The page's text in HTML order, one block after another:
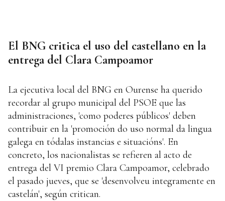
El BNG critica el uso del castellano en la
entrega del Clara Campoamor
La ejecutiva local del BNG en Ourense ha querido
recordar al grupo municipal del PSOE que las
administraciones, 'como poderes públicos' deben
contribuir en la 'promoción do uso normal da lingua
galega en tódalas instancias e situacións'. En
concreto, los nacionalistas se refieren al acto de
entrega del VI premio Clara Campoamor, celebrado
el pasado jueves, que se 'desenvolveu integramente en
castelán', según critican.